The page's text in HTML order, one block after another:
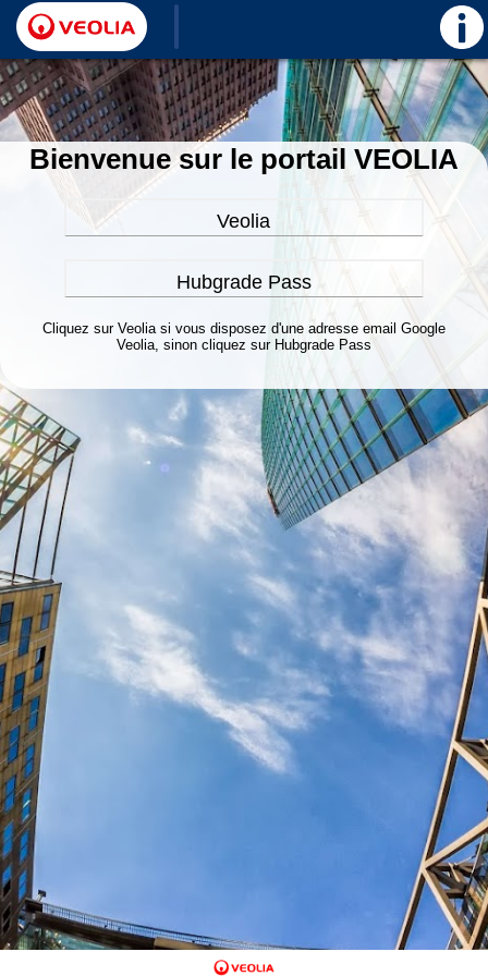
Bienvenue sur le portail VEOLIA
Veolia
Hubgrade Pass
Cliquez sur Veolia si vous disposez d'une adresse email Google
Veolia, sinon cliquez sur Hubgrade Pass